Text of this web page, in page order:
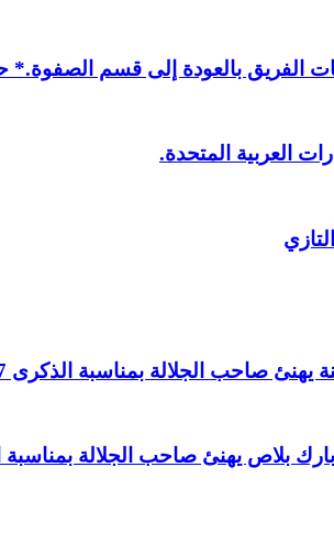
بالعودة إلى قسم الصفوة.*
العربية المتحدة.
بمناسبة الذكرى 27 لعيد العرش المجيد.
بارك بلاص يهنئ صاحب الجلالة